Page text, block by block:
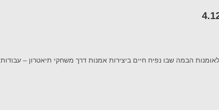
הבמה שבו נפיח חיים ביצירות אמנות דרך משחקי תיאטרון – עבודות